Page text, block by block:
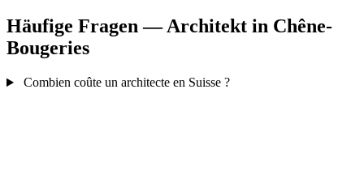
Häufige Fragen — Architekt in Chêne-
Bougeries
Combien coûte un architecte en Suisse ?